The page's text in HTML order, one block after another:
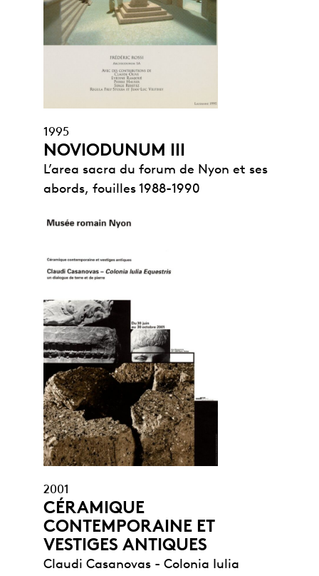
1995
NOVIODUNUM III
L’area sacra du forum de Nyon et ses
abords, fouilles 1988-1990
2001
CÉRAMIQUE
CONTEMPORAINE ET
VESTIGES ANTIQUES
Claudi Casanovas - Colonia Iulia